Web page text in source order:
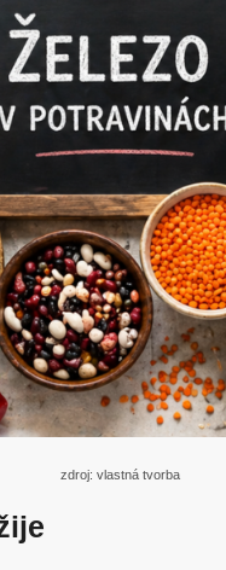
zdroj: vlastná tvorba